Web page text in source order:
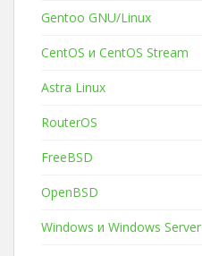
Gentoo GNU/Linux
CentOS и CentOS Stream
Astra Linux
RouterOS
FreeBSD
OpenBSD
Windows и Windows Server